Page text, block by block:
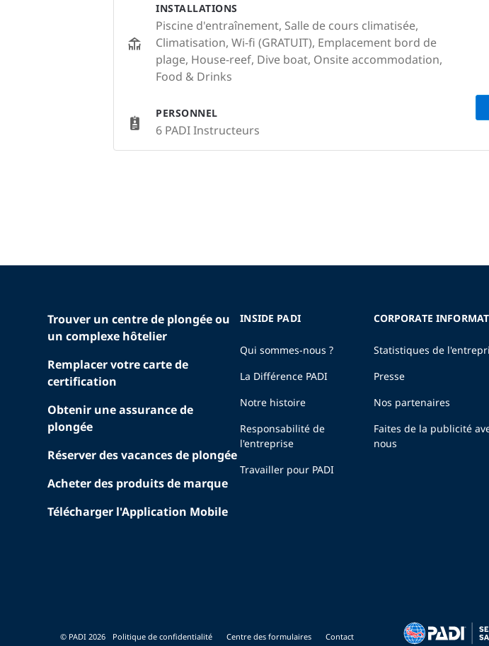
INSTALLATIONS
Piscine d'entraînement, Salle de cours climatisée,
Climatisation, Wi-fi (GRATUIT), Emplacement bord de
plage, House-reef, Dive boat, Onsite accommodation,
Food & Drinks
PERSONNEL
6 PADI Instructeurs
Trouver un centre de plongée ou
un complexe hôtelier
Remplacer votre carte de
certification
Obtenir une assurance de
plongée
Réserver des vacances de plongée
Acheter des produits de marque
Télécharger l'Application Mobile
INSIDE PADI
Qui sommes-nous ?
La Différence PADI
Notre histoire
Responsabilité de
l'entreprise
Travailler pour PADI
CORPORATE
Statistiques de
Presse
Nos partenaires
Faites de la publicité
nous
© PADI 2026 Politique de confidentialité Centre des formulaires Contact